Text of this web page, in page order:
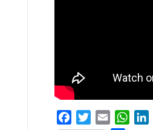
FacebookTwitterEmail